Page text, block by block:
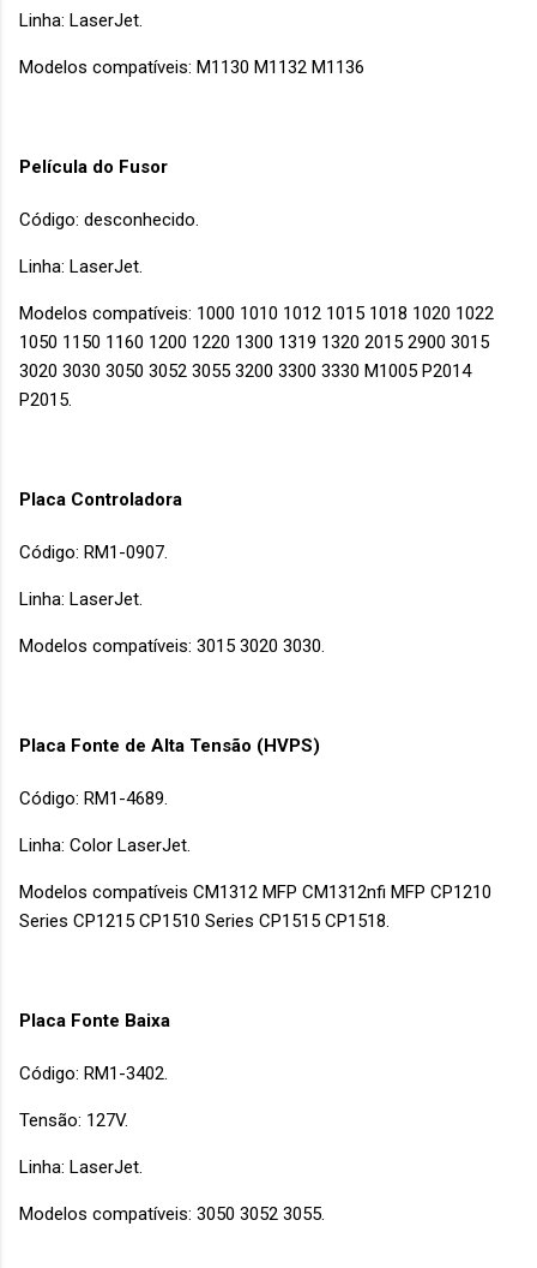
Linha: LaserJet.
Modelos compatíveis: M1130 M1132 M1136
Película do Fusor
Código: desconhecido.
Linha: LaserJet.
Modelos compatíveis: 1000 1010 1012 1015 1018 1020 1022
1050 1150 1160 1200 1220 1300 1319 1320 2015 2900 3015
3020 3030 3050 3052 3055 3200 3300 3330 M1005 P2014
P2015.
Placa Controladora
Código: RM1-0907.
Linha: LaserJet.
Modelos compatíveis: 3015 3020 3030.
Placa Fonte de Alta Tensão (HVPS)
Código: RM1-4689.
Linha: Color LaserJet.
Modelos compatíveis CM1312 MFP CM1312nfi MFP CP1210
Series CP1215 CP1510 Series CP1515 CP1518.
Placa Fonte Baixa
Código: RM1-3402.
Tensão: 127V.
Linha: LaserJet.
Modelos compatíveis: 3050 3052 3055.